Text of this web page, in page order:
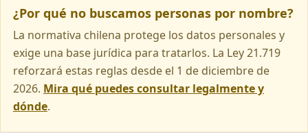
¿Por qué no buscamos personas por nombre?
La normativa chilena protege los datos personales y
exige una base jurídica para tratarlos. La Ley 21.719
reforzará estas reglas desde el 1 de diciembre de
2026. Mira qué puedes consultar legalmente y
dónde.